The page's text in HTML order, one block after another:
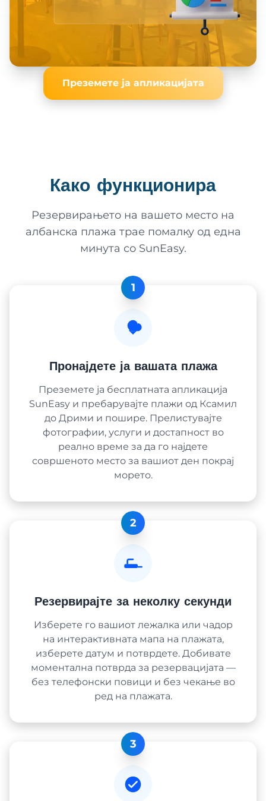
Преземете ја апликацијата
Како функционира
Резервирањето на вашето место на
албанска плажа трае помалку од една
минута со SunEasy.
1
Пронајдете ја вашата плажа
Преземете ја бесплатната апликација
SunEasy и пребарувајте плажи од Ксамил
до Дрими и пошире. Прелистувајте
фотографии, услуги и достапност во
реално време за да го најдете
совршеното место за вашиот ден покрај
морето.
2
Резервирајте за неколку секунди
Изберете го вашиот лежалка или чадор
на интерактивната мапа на плажата,
изберете датум и потврдете. Добивате
моментална потврда за резервацијата —
без телефонски повици и без чекање во
ред на плажата.
3